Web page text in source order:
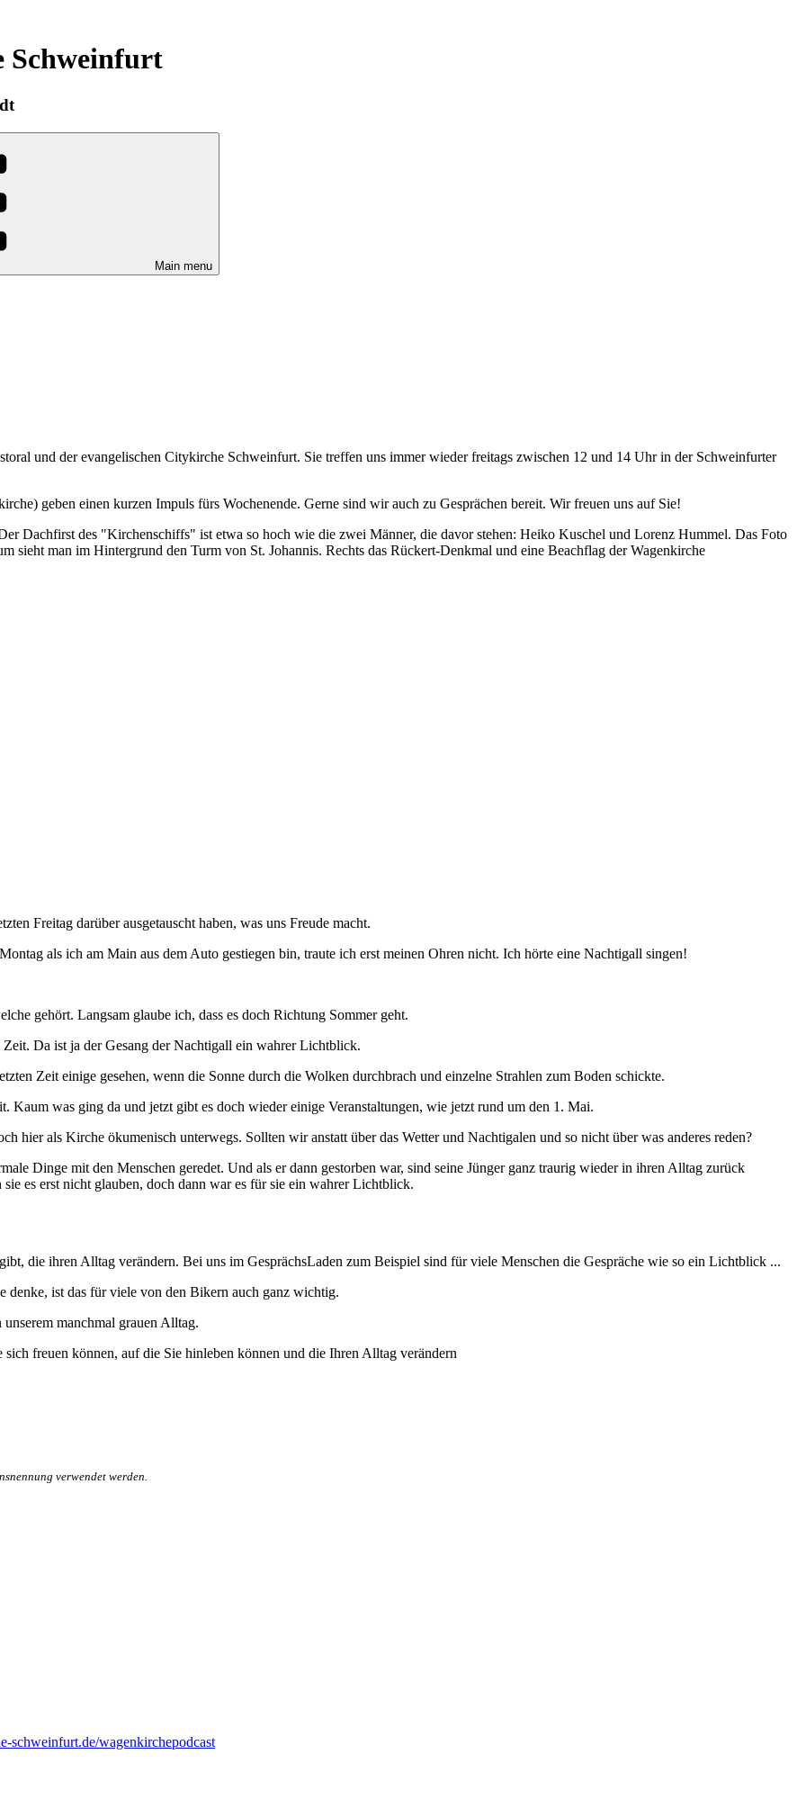
Schweinfurt
Main menu
und der evangelischen Citykirche Schweinfurt. Sie treffen uns immer wieder freitags zwischen 12 und 14 Uhr in der Schweinfurter
geben einen kurzen Impuls fürs Wochenende. Gerne sind wir auch zu Gesprächen bereit. Wir freuen uns auf Sie!
Freitag darüber ausgetauscht haben, was uns Freude macht.
als ich am Main aus dem Auto gestiegen bin, traute ich erst meinen Ohren nicht. Ich hörte eine Nachtigall singen!
gehört. Langsam glaube ich, dass es doch Richtung Sommer geht.
Da ist ja der Gesang der Nachtigall ein wahrer Lichtblick.
Zeit einige gesehen, wenn die Sonne durch die Wolken durchbrach und einzelne Strahlen zum Boden schickte.
Kaum was ging da und jetzt gibt es doch wieder einige Veranstaltungen, wie jetzt rund um den 1. Mai.
hier als Kirche ökumenisch unterwegs. Sollten wir anstatt über das Wetter und Nachtigalen und so nicht über was anderes reden?
Dinge mit den Menschen geredet. Und als er dann gestorben war, sind seine Jünger ganz traurig wieder in ihren Alltag zurück
es erst nicht glauben, doch dann war es für sie ein wahrer Lichtblick.
die ihren Alltag verändern. Bei uns im GesprächsLaden zum Beispiel sind für viele Menschen die Gespräche wie so ein Lichtblick ...
denke, ist das für viele von den Bikern auch ganz wichtig.
manchmal grauen Alltag.
freuen können, auf die Sie hinleben können und die Ihren Alltag verändern
verwendet werden.
schweinfurt.de/wagenkirchepodcast